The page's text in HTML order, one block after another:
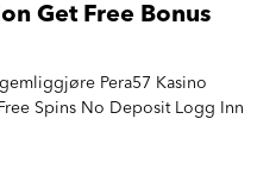
Get Free Bonus
Pera57 Kasino
Spins No Deposit Logg Inn